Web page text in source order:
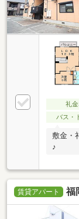
礼
バス・
敷金・
♪
賃貸アパート 福